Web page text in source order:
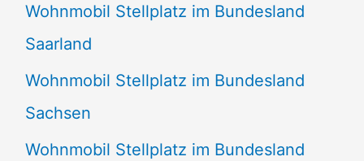
Wohnmobil Stellplatz im Bundesland
Saarland
Wohnmobil Stellplatz im Bundesland
Sachsen
Wohnmobil Stellplatz im Bundesland